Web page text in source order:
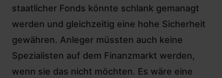
staatlicher Fonds könnte schlank gemanagt
werden und gleichzeitig eine hohe Sicherheit
gewähren. Anleger müssten auch keine
Spezialisten auf dem Finanzmarkt werden,
wenn sie das nicht möchten. Es wäre eine